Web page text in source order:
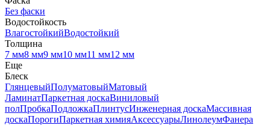
Без фаски
Водостойкость
ВлагостойкийВодостойкий
Толщина
7 мм8 мм9 мм10 мм11 мм12 мм
Еще
Блеск
ГлянцевыйПолуматовыйМатовый
ЛаминатПаркетная доскаВиниловый
полПробкаПодложкаПлинтусИнженерная доскаМассивная
доскаПорогиПаркетная химияАксессуарыЛинолеумФанера